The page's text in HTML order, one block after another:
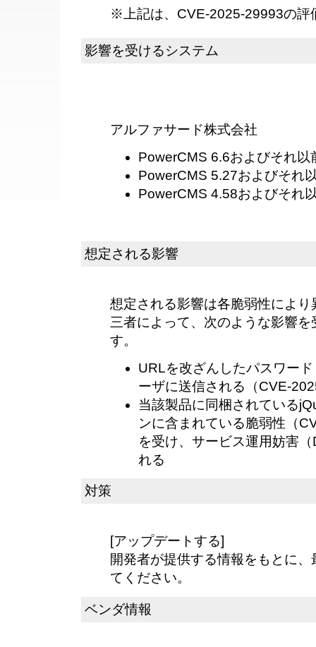
※上記は、CVE-2025-29993の評
影響を受けるシステム
アルファサード株式会社
PowerCMS 6.6およびそれ
PowerCMS 5.27およびそれ
PowerCMS 4.58およびそれ
想定される影響
想定される影響は各脆弱性によ
三者によって、次のような影響
す。
URLを改ざんしたパスワー
ーザに送信される（CVE-
当該製品に同梱されている
ンに含まれている脆弱性（
を受け、サービス運用妨害
れる
対策
[アップデートする]
開発者が提供する情報をもとに
てください。
ベンダ情報